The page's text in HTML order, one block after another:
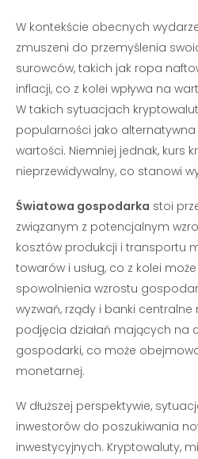
W kontekście obecnych
zmuszeni do przemyślenia
surowców, takich jak ropa
inflacji, co z kolei wpływa na
W takich sytuacjach
popularności jako
wartości. Niemniej jednak, kurs
nieprzewidywalny, co stanowi
Światowa gospodarka stoi
związanym z potencjalnym
kosztów produkcji i transportu
towarów i usług, co z kolei
spowolnienia wzrostu
wyzwań, rządy i banki
podjęcia działań mających na
gospodarki, co może
monetarnej.
W dłuższej perspektywie,
inwestorów do poszukiwania
inwestycyjnych. Kryptowaluty,